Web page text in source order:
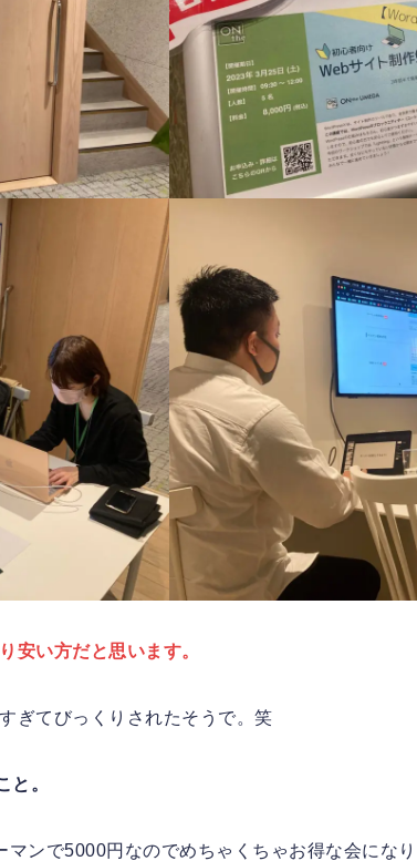
安い方だと思います。
ぎてびっくりされたそうで。笑
。
ンで5000円なのでめちゃくちゃお得な会にな